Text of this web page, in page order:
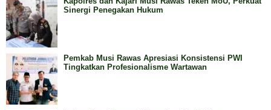
Sinergi Penegakan Hukum
Pemkab Musi Rawas Apresiasi Konsistensi PWI
Tingkatkan Profesionalisme Wartawan